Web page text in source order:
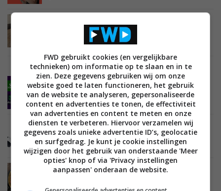
19 NOVEMBER 2022
Review: RIG 800 Pro HX – scoort goed op de
punten die ertoe doen
NIEUWS ENTERTAINMENT GAMING 17 NOVEMBER 2022
Samsung brengt meer gamestreamingdiensten
naar televisies
NIEUWS ENTERTAINMENT GAMING 02 NOVEMBER 2022
PlayStation VR2 komt in februari uit voor 599
euro
NIEUWS ENTERTAINMENT GAMING 30 SEPTEMBER 2022
terug
FWD gebruikt cookies (en vergelijkbare
technieken) om informatie op te slaan en in te
zien. Deze gegevens gebruiken wij om onze
website goed te laten functioneren, het gebruik
van de website te analyseren, gepersonaliseerde
content en advertenties te tonen, de effectiviteit
van advertenties en content te meten en onze
diensten te verbeteren. Hiervoor verzamelen wij
gegevens zoals unieke advertentie ID’s, geolocatie
en surfgedrag. Je kunt je cookie instellingen
wijzigen door het gebruik van onderstaande 'Meer
opties' knop of via 'Privacy instellingen
aanpassen' onderaan de website.